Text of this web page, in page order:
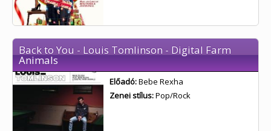
Back to You - Louis Tomlinson - Digital Farm
Animals
Előadó:Bebe Rexha
Zenei stílus:Pop/Rock